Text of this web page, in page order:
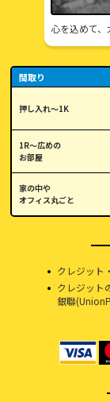
心を込めて、
間取り
押し入れ〜1K
1R〜広めの
お部屋
家の中や
オフィス丸ごと
クレジット
クレジット
銀聯